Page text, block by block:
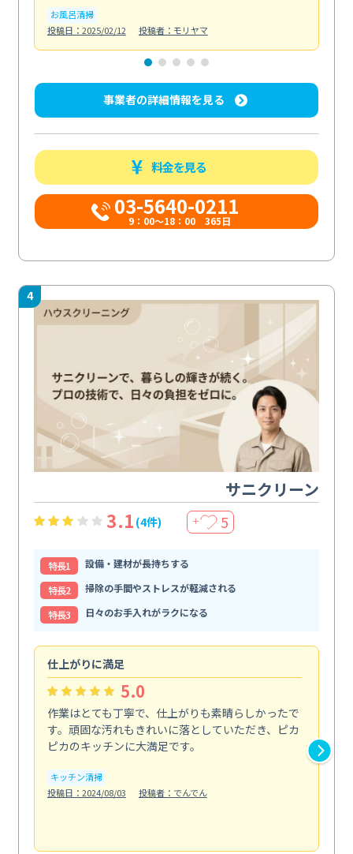
お風呂清掃
投稿日：2025/02/12
投稿者：モリヤマ
事業者の詳細情報を見る
料金を見る
03-5640-0211
9：00～18：00 365日
4
サニクリーン
3.1 (4件) ＋ 5
特⻑1
設備・建材が長持ちする
特⻑2
掃除の手間やストレスが軽減される
特⻑3
日々のお手入れがラクになる
仕上がりに満足
5.0
作業はとても丁寧で、仕上がりも素晴らしかったで
す。頑固な汚れもきれいに落としていただき、ピカ
ピカのキッチンに大満足です。
キッチン清掃
投稿日：2024/08/03
投稿者：でんでん